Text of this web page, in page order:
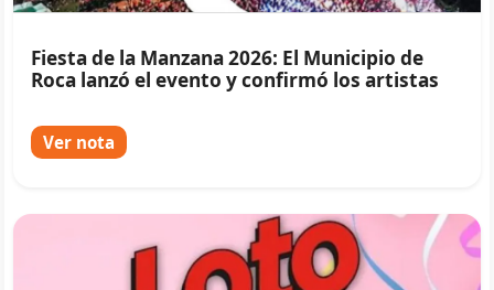
Fiesta de la Manzana 2026: El Municipio de
Roca lanzó el evento y confirmó los artistas
Ver nota